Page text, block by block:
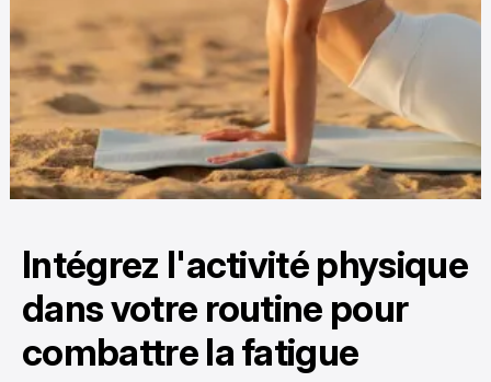
Intégrez l'activité physique
dans votre routine pour
combattre la fatigue